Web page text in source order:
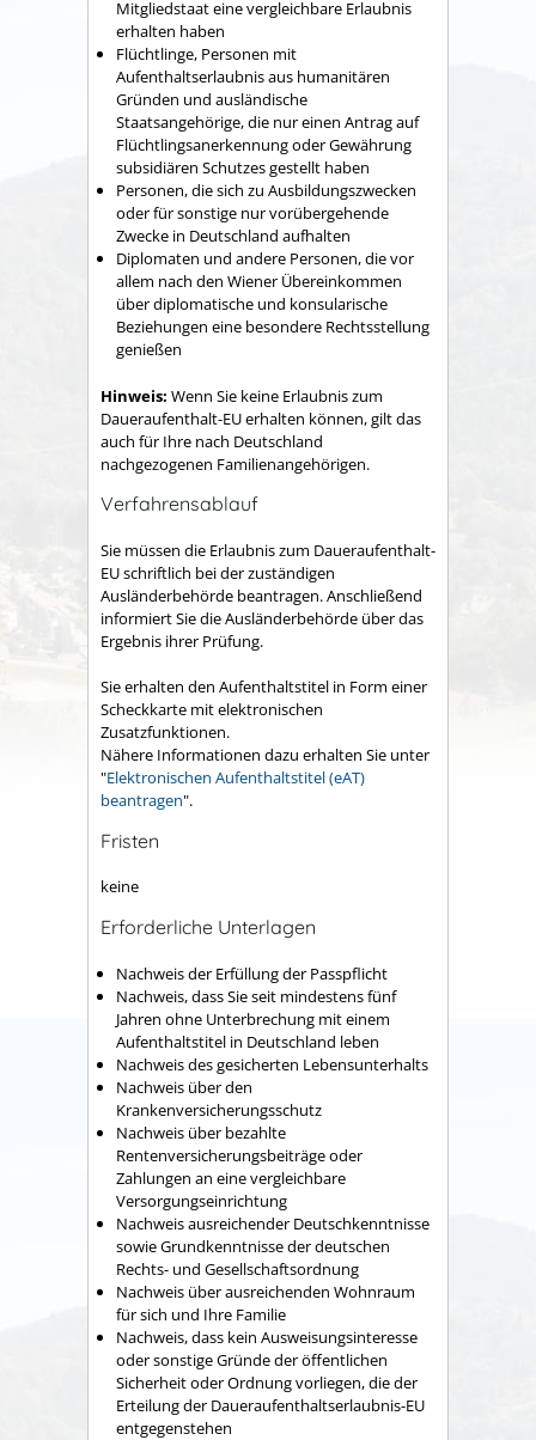
Mitgliedstaat eine vergleichbare Erlaubnis
erhalten haben
Flüchtlinge, Personen mit
Aufenthaltserlaubnis aus humanitären
Gründen und ausländische
Staatsangehörige, die nur einen Antrag auf
Flüchtlingsanerkennung oder Gewährung
subsidiären Schutzes gestellt haben
Personen, die sich zu Ausbildungszwecken
oder für sonstige nur vorübergehende
Zwecke in Deutschland aufhalten
Diplomaten und andere Personen, die vor
allem nach den Wiener Übereinkommen
über diplomatische und konsularische
Beziehungen eine besondere Rechtsstellung
genießen
Hinweis: Wenn Sie keine Erlaubnis zum
Daueraufenthalt-EU erhalten können, gilt das
auch für Ihre nach Deutschland
nachgezogenen Familienangehörigen.
Verfahrensablauf
Sie müssen die Erlaubnis zum Daueraufenthalt-
EU schriftlich bei der zuständigen
Ausländerbehörde beantragen. Anschließend
informiert Sie die Ausländerbehörde über das
Ergebnis ihrer Prüfung.
Sie erhalten den Aufenthaltstitel in Form einer
Scheckkarte mit elektronischen
Zusatzfunktionen.
Nähere Informationen dazu erhalten Sie unter
"Elektronischen Aufenthaltstitel (eAT)
beantragen".
Fristen
keine
Erforderliche Unterlagen
Nachweis der Erfüllung der Passpflicht
Nachweis, dass Sie seit mindestens fünf
Jahren ohne Unterbrechung mit einem
Aufenthaltstitel in Deutschland leben
Nachweis des gesicherten Lebensunterhalts
Nachweis über den
Krankenversicherungsschutz
Nachweis über bezahlte
Rentenversicherungsbeiträge oder
Zahlungen an eine vergleichbare
Versorgungseinrichtung
Nachweis ausreichender Deutschkenntnisse
sowie Grundkenntnisse der deutschen
Rechts- und Gesellschaftsordnung
Nachweis über ausreichenden Wohnraum
für sich und Ihre Familie
Nachweis, dass kein Ausweisungsinteresse
oder sonstige Gründe der öffentlichen
Sicherheit oder Ordnung vorliegen, die der
Erteilung der Daueraufenthaltserlaubnis-EU
entgegenstehen